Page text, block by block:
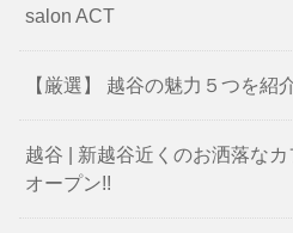
salon ACT
【厳選】 越谷の魅力５つを紹
越谷 | 新越谷近くのお洒落な
オープン!!